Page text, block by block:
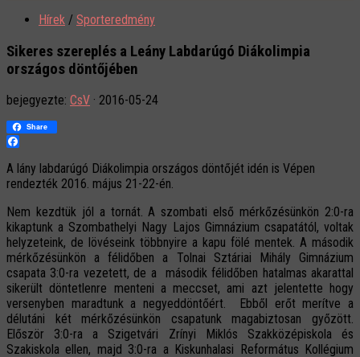
Hírek / Sporteredmény
Sikeres szereplés a Leány Labdarúgó Diákolimpia
országos döntőjében
bejegyezte: CsV · 2016-05-24
Share
A lány labdarúgó Diákolimpia országos döntőjét idén is Vépen
rendezték 2016. május 21-22-én.
Nem kezdtük jól a tornát. A szombati első mérkőzésünkön 2:0-ra
kikaptunk a Szombathelyi Nagy Lajos Gimnázium csapatától, voltak
helyzeteink, de lövéseink többnyire a kapu fölé mentek. A második
mérkőzésünkön a félidőben a Tolnai Sztáriai Mihály Gimnázium
csapata 3:0-ra vezetett, de a második félidőben hatalmas akarattal
sikerült döntetlenre menteni a meccset, ami azt jelentette hogy
versenyben maradtunk a negyeddöntőért. Ebből erőt merítve a
délutáni két mérkőzésünkön csapatunk magabiztosan győzött.
Először 3:0-ra a Szigetvári Zrínyi Miklós Szakközépiskola és
Szakiskola ellen, majd 3:0-ra a Kiskunhalasi Református Kollégium